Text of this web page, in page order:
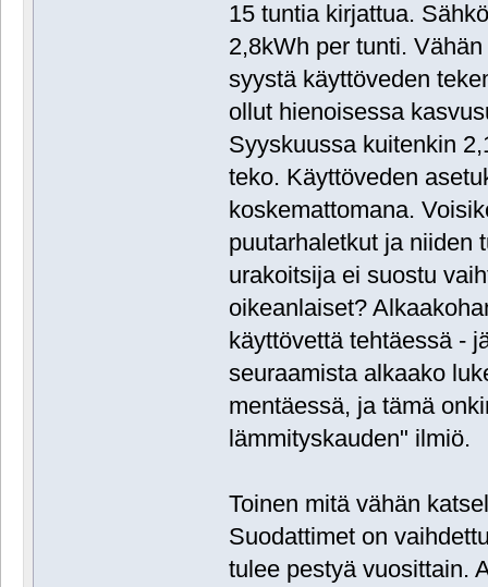
15 tuntia kirjattua.
2,8kWh per tunti.
syystä käyttöveden
ollut hienoisessa
Syyskuussa kuitenkin
teko. Käyttöveden
koskemattomana.
puutarhaletkut ja niiden
urakoitsija ei suostu
oikeanlaiset?
käyttövettä tehtäessä -
seuraamista alkaako
mentäessä, ja tämä
lämmityskauden" ilmiö.
Toinen mitä vähän
Suodattimet on
tulee pestyä vuosittain.